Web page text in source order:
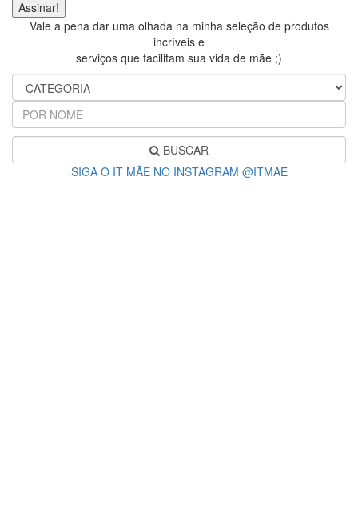
Vale a pena dar uma olhada na minha seleção de produtos
incríveis e
serviços que facilitam sua vida de mãe ;)
BUSCAR
SIGA O IT MÃE NO INSTAGRAM @ITMAE